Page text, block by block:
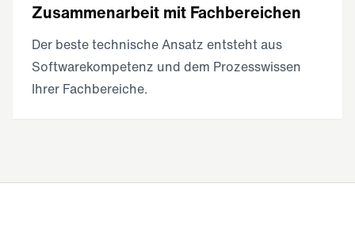
Zusammenarbeit mit Fachbereichen
Der beste technische Ansatz entsteht aus
Softwarekompetenz und dem Prozesswissen
Ihrer Fachbereiche.